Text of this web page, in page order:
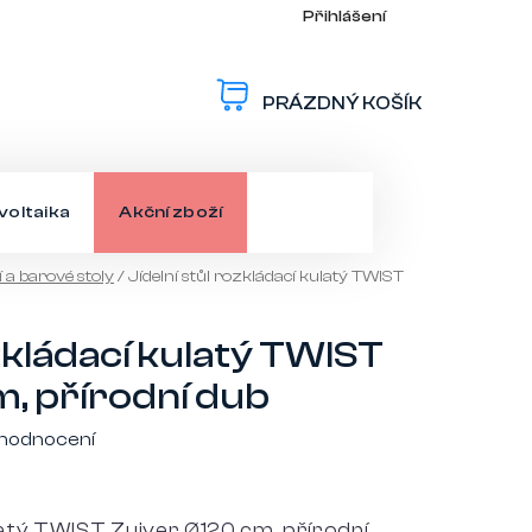
Přihlášení
PRÁZDNÝ KOŠÍK
Akční zboží
a barové stoly/Jídelní stůl rozkládací kulatý TWIST
kulatý TWIST
přírodní dub